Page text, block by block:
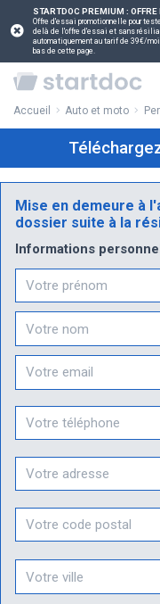
STARTDOC PREMIUM :
Offre d'essai promotionnelle pour
delà de l'offre d'essai et sans
automatiquement au tarif de 39€/
bas de cette page.
Accueil Auto et moto
Mise en demeure à
dossier suite à la
Informations